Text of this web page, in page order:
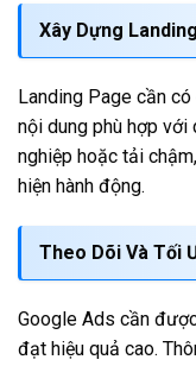
Xây Dựng
Landing Page cần
nội dung phù hợp với
nghiệp hoặc tải
hiện hành động.
Theo Dõi Và Tối
Google Ads cần
đạt hiệu quả cao.